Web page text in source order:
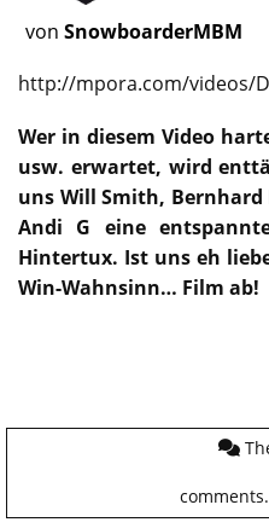
von SnowboarderMBM
http://mpora.com/videos/
Wer in diesem Video
usw. erwartet, wird
uns Will Smith,
Andi G eine
Hintertux. Ist uns eh
Win-Wahnsinn… Film ab!
comments.